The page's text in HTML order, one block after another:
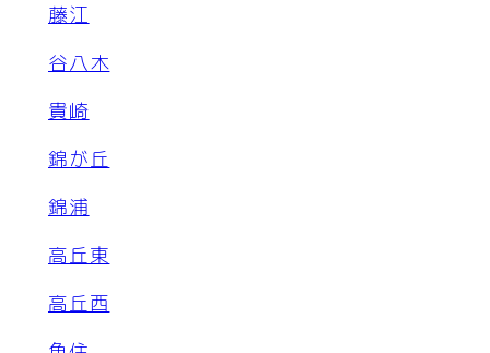
藤江
谷八木
貴崎
錦が丘
錦浦
高丘東
高丘西